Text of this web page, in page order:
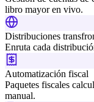
libro mayor en vivo.
Distribuciones
Enruta cada
Automatización fiscal
Paquetes fiscales
manual.